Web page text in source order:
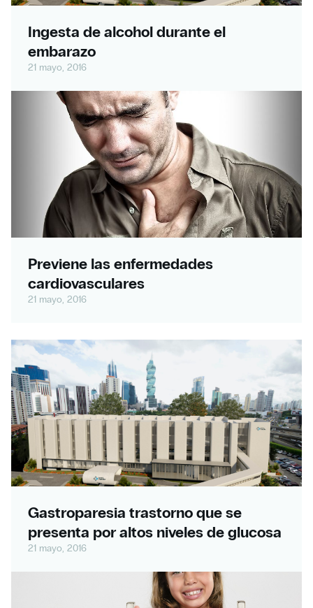
Ingesta de alcohol durante el
embarazo
21 mayo, 2016
Previene las enfermedades
cardiovasculares
21 mayo, 2016
Gastroparesia trastorno que se
presenta por altos niveles de glucosa
21 mayo, 2016